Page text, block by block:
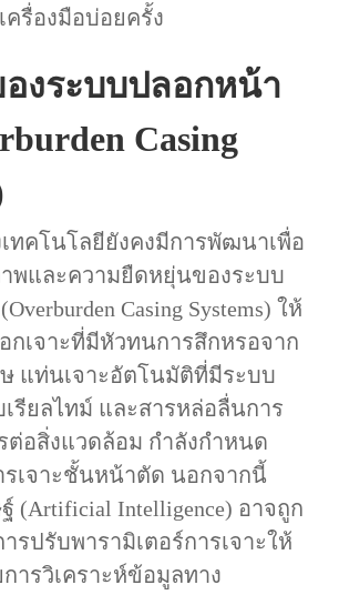
ครื่องมือบ่อยครั้ง
งระบบปลอกหน้า
Casing
ทคโนโลยียังคงมีการพัฒนาเพื่อ
พและความยืดหยุ่นของระบบ
Casing Systems) ให้
กเจาะที่มีหัวทนการสึกหรอจาก
แท่นเจาะอัตโนมัติที่มีระบบ
รียลไทม์ และสารหล่อลื่นการ
ต่อสิ่งแวดล้อม กำลังกำหนด
เจาะชั้นหน้าตัด นอกจากนี้
(Artificial Intelligence) อาจถูก
รปรับพารามิเตอร์การเจาะให้
ารวิเคราะห์ข้อมูลทาง